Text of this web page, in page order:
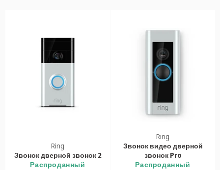
Ring
Звонок дверной звонок 2
Распроданный
Ring
Звонок видео дверной
звонок Pro
Распроданный